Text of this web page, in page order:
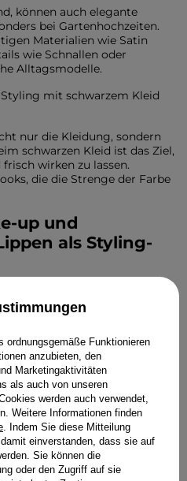
können auch elegante
bei Gartenhochzeiten.
Materialien wie Satin
wie Schnallen oder
Alltagsmodelle.
mit schwarzem Kleid
nur die Kleidung, sondern
schwarzen Kleid ist das Ziel,
wirken zu lassen.
die die Strenge der Farbe
up und
als Styling-
Brauenbögen und in den
Lippenfarben wie
Koralle bilden einen schönen
Energie.
–
und elegante
vermittelt. Sanfte,
Hochsteckfrisuren mit
klassische glatte Dutts
ordnungsgemäße Funktionieren
anzubieten, den
Marketingaktivitäten
als auch von unseren
werden auch verwendet,
Weitere Informationen finden
. Indem Sie diese Mitteilung
einverstanden, dass sie auf
Sie können die
oder den Zugriff auf sie